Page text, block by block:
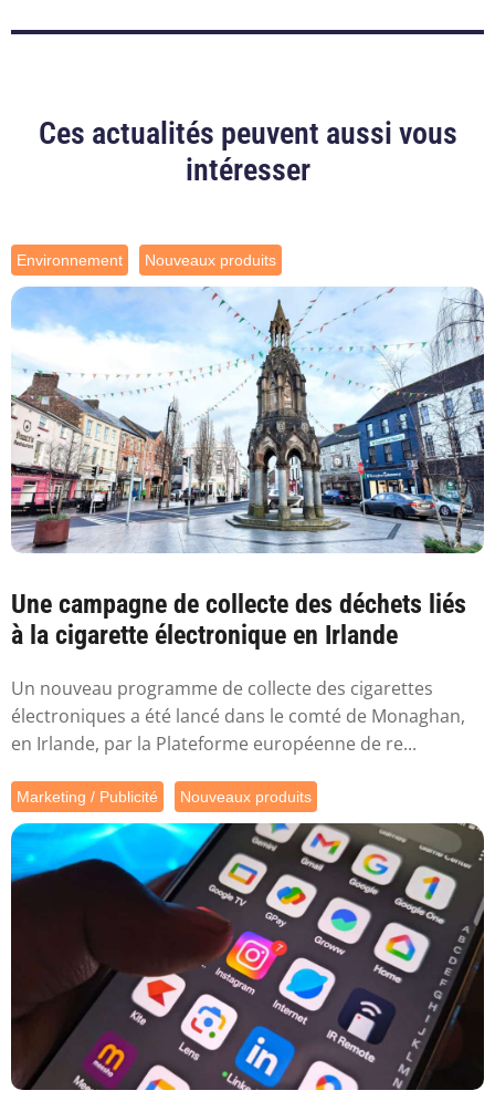
Ces actualités peuvent aussi vous
intéresser
Environnement Nouveaux produits
Une campagne de collecte des déchets liés
à la cigarette électronique en Irlande
Un nouveau programme de collecte des cigarettes
électroniques a été lancé dans le comté de Monaghan,
en Irlande, par la Plateforme européenne de re...
Marketing / Publicité Nouveaux produits